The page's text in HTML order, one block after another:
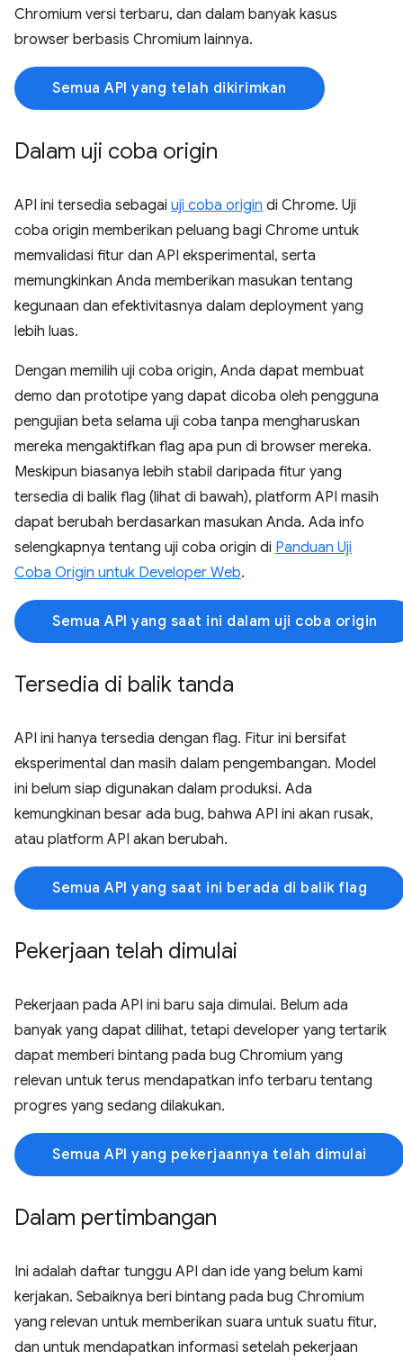
Chromium versi terbaru, dan dalam banyak kasus
browser berbasis Chromium lainnya.
Semua API yang telah dikirimkan
Dalam uji coba origin
API ini tersedia sebagai uji coba origin di Chrome. Uji
coba origin memberikan peluang bagi Chrome untuk
memvalidasi fitur dan API eksperimental, serta
memungkinkan Anda memberikan masukan tentang
kegunaan dan efektivitasnya dalam deployment yang
lebih luas.
Dengan memilih uji coba origin, Anda dapat membuat
demo dan prototipe yang dapat dicoba oleh pengguna
pengujian beta selama uji coba tanpa mengharuskan
mereka mengaktifkan flag apa pun di browser mereka.
Meskipun biasanya lebih stabil daripada fitur yang
tersedia di balik flag (lihat di bawah), platform API masih
dapat berubah berdasarkan masukan Anda. Ada info
selengkapnya tentang uji coba origin di Panduan Uji
Coba Origin untuk Developer Web.
Semua API yang saat ini dalam uji coba origin
Tersedia di balik tanda
API ini hanya tersedia dengan flag. Fitur ini bersifat
eksperimental dan masih dalam pengembangan. Model
ini belum siap digunakan dalam produksi. Ada
kemungkinan besar ada bug, bahwa API ini akan rusak,
atau platform API akan berubah.
Semua API yang saat ini berada di balik flag
Pekerjaan telah dimulai
Pekerjaan pada API ini baru saja dimulai. Belum ada
banyak yang dapat dilihat, tetapi developer yang tertarik
dapat memberi bintang pada bug Chromium yang
relevan untuk terus mendapatkan info terbaru tentang
progres yang sedang dilakukan.
Semua API yang pekerjaannya telah dimulai
Dalam pertimbangan
Ini adalah daftar tunggu API dan ide yang belum kami
kerjakan. Sebaiknya beri bintang pada bug Chromium
yang relevan untuk memberikan suara untuk suatu fitur,
dan untuk mendapatkan informasi setelah pekerjaan